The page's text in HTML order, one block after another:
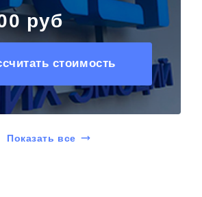
руб
стоимость
Показать все